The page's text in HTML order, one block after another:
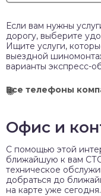
Если вам нужны
дорогу, выберите
Ищите услуги,
выездной
варианты экспресс-
Все телефоны
Офис и
C помощью этой
ближайшую к вам
техническое
добраться до
на карте уже сегодня.